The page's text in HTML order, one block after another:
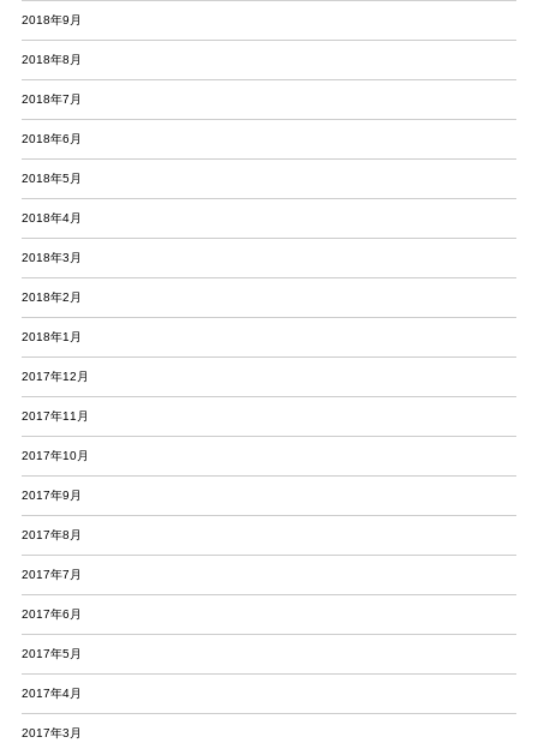
2018年9月
2018年8月
2018年7月
2018年6月
2018年5月
2018年4月
2018年3月
2018年2月
2018年1月
2017年12月
2017年11月
2017年10月
2017年9月
2017年8月
2017年7月
2017年6月
2017年5月
2017年4月
2017年3月